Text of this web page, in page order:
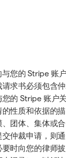
您的 Stripe 账
求书必须包含
的 Stripe 账户
性质和依据的描
团体、集体或
仲裁申请，则
时向您的律师